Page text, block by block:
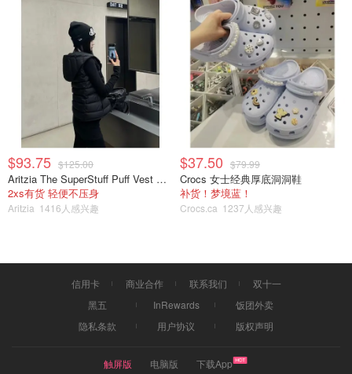
$93.75 $125.00
Aritzia The SuperStuff Puff Vest 轻盈亮面马甲
2xs有货 轻便不压身
Aritzia 1416人感兴趣
$37.50 $79.99
Crocs 女士经典厚底洞洞鞋
补货！梦境蓝！
Crocs.ca 1237人感兴趣
信用卡 商业合作 联系我们
双十一
黑五
InRewards
饭团外卖
隐私条款
用户协议 版权声明
触屏版 电脑版 下载App